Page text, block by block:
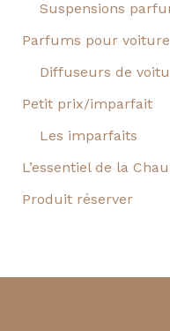
Suspensions
Parfums pour voiture
Diffuseurs de
Petit prix/imparfait
Les imparfaits
L’essentiel de la
Produit réserver